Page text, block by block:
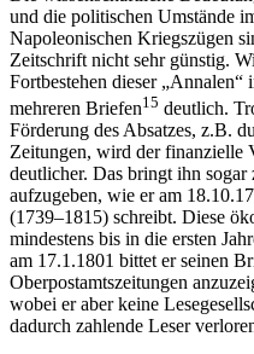
und die politischen Umstände
Napoleonischen Kriegszügen
Zeitschrift nicht sehr günstig.
Fortbestehen dieser
mehreren Briefen15 deutlich.
Förderung des Absatzes, z.B.
Zeitungen, wird der finanzielle
deutlicher. Das bringt ihn
aufzugeben, wie er am
(1739–1815) schreibt. Diese
mindestens bis in die ersten
am 17.1.1801 bittet er seinen
Oberpostamtszeitungen
wobei er aber keine
dadurch zahlende Leser